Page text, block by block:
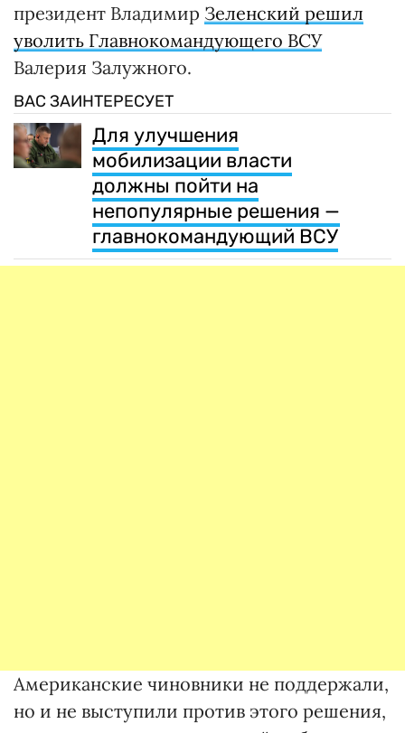
президент Владимир Зеленский решил
уволить Главнокомандующего ВСУ
Валерия Залужного.
ВАС ЗАИНТЕРЕСУЕТ
Для улучшения
мобилизации власти
должны пойти на
непопулярные решения —
главнокомандующий ВСУ
Американские чиновники не поддержали,
но и не выступили против этого решения,